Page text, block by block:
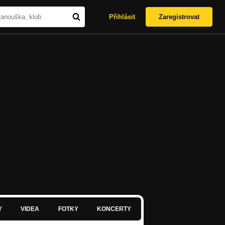
Přihlásit Zaregistrovat
VIDEA FOTKY KONCERTY